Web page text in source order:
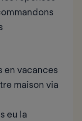
en vacances
maison via
eu la